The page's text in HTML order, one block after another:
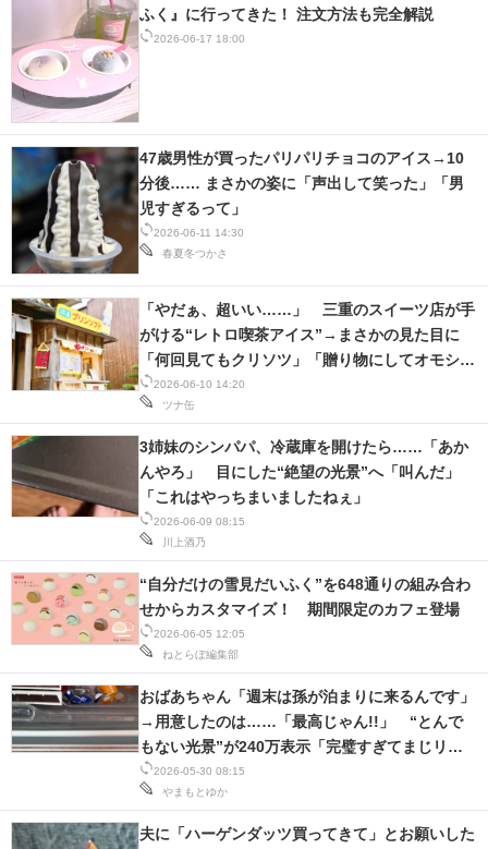
2026-06-17 18:00
ふく』に行ってきた！ 注文方法も完全解説
2026-06-11 14:30
春夏冬つかさ
47歳男性が買ったパリパリチョコのアイス→10
分後…… まさかの姿に「声出して笑った」「男
児すぎるって」
2026-06-10 14:20
ツナ缶
「やだぁ、超いい……」 三重のスイーツ店が手
がける“レトロ喫茶アイス”→まさかの見た目に
「何回見てもクリソツ」「贈り物にしてオモシロ
素敵女になりたい」
2026-06-09 08:15
川上酒乃
3姉妹のシンパパ、冷蔵庫を開けたら……「あか
んやろ」 目にした“絶望の光景”へ「叫んだ」
「これはやっちまいましたねぇ」
2026-06-05 12:05
ねとらぼ編集部
“自分だけの雪見だいふく”を648通りの組み合わ
せからカスタマイズ！ 期間限定のカフェ登場
2026-05-30 08:15
やまもとゆか
おばあちゃん「週末は孫が泊まりに来るんです」
→用意したのは……「最高じゃん!!」 “とんで
もない光景”が240万表示「完璧すぎてまじリス
ペクト」
夫に「ハーゲンダッツ買ってきて」とお願いした